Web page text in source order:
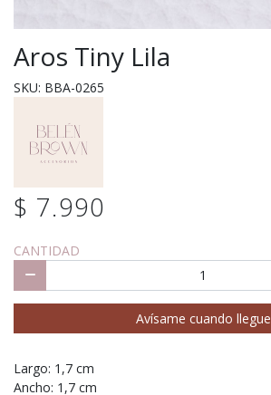
Aros Tiny Lila
SKU: BBA-0265
$ 7.990
CANTIDAD
Avísame cuando llegue
Largo: 1,7 cm
Ancho: 1,7 cm